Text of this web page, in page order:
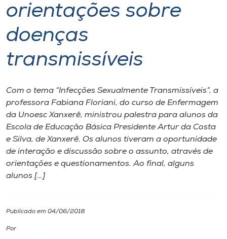
Atendimento ao Estudante
Portal de Ensino
Internacionalização
I.nova
Diplomados
orientações sobre
doenças
transmissíveis
Com o tema “Infecções Sexualmente Transmissíveis”, a
professora Fabiana Floriani, do curso de Enfermagem
da Unoesc Xanxerê, ministrou palestra para alunos da
Escola de Educação Básica Presidente Artur da Costa
e Silva, de Xanxerê. Os alunos tiveram a oportunidade
de interação e discussão sobre o assunto, através de
orientações e questionamentos. Ao final, alguns
alunos […]
Publicado em 04/06/2018
Por